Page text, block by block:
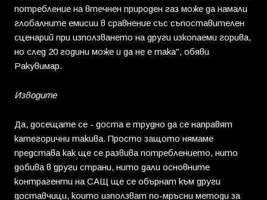
потребление на втечнен природен газ може да намали
глобалните емисии в сравнение със съпоставителен
сценарий при използването на други изкопаеми горива,
но след 20 години може и да не е така", обяви
Ракувимар.
Изводите
Да, досещате се - доста е трудно да се направят
категорични такива. Просто защото нямаме
представа как ще се развива потреблението, нито
добива в други страни, нито дали основните
контрагенти на САЩ ще се обърнат към други
доставчици, които използват по-мръсни методи за